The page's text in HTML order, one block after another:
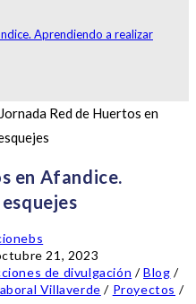
Aprendiendo a realizar
en Afandice.
21, 2023
de divulgación / Blog /
Villaverde / Proyectos /